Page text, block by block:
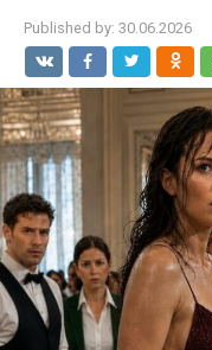
Published by: 30.06.2026